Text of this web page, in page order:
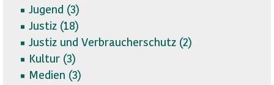
Jugend (3)
Justiz (18)
Justiz und Verbraucherschutz (2)
Kultur (3)
Medien (3)